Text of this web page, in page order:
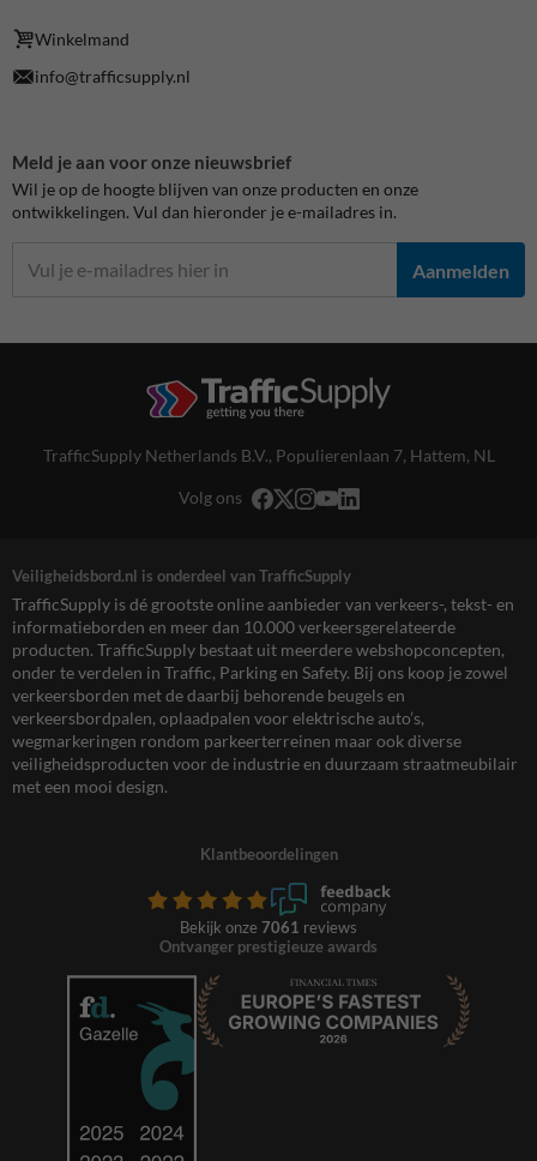
Winkelmand
info@trafficsupply.nl
Meld je aan voor onze nieuwsbrief
Wil je op de hoogte blijven van onze producten en onze
ontwikkelingen. Vul dan hieronder je e-mailadres in.
Aanmelden
TrafficSupply Netherlands B.V., Populierenlaan 7, Hattem, NL
Volg ons
Veiligheidsbord.nl is onderdeel van TrafficSupply
TrafficSupply is dé grootste online aanbieder van verkeers-, tekst- en
informatieborden en meer dan 10.000 verkeersgerelateerde
producten. TrafficSupply bestaat uit meerdere webshopconcepten,
onder te verdelen in Traffic, Parking en Safety. Bij ons koop je zowel
verkeersborden met de daarbij behorende beugels en
verkeersbordpalen, oplaadpalen voor elektrische auto’s,
wegmarkeringen rondom parkeerterreinen maar ook diverse
veiligheidsproducten voor de industrie en duurzaam straatmeubilair
met een mooi design.
Klantbeoordelingen
Bekijk onze 7061 reviews
Ontvanger prestigieuze awards